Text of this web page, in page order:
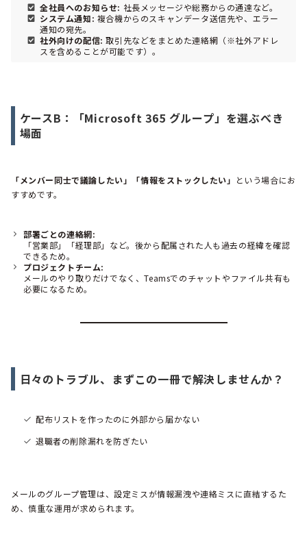
全社員へのお知らせ: 社長メッセージや総務からの通達など。
システム通知: 複合機からのスキャンデータ送信先や、エラー
通知の宛先。
社外向けの配信: 取引先などをまとめた連絡網（※社外アドレ
スを含めることが可能です）。
ケースB：「Microsoft 365 グループ」を選ぶべき
場面
「メンバー同士で議論したい」「情報をストックしたい」 という場合にお
すすめです。
部署ごとの連絡網:
「営業部」「経理部」など。後から配属された人も過去の経緯を確認
できるため。
プロジェクトチーム:
メールのやり取りだけでなく、Teamsでのチャットやファイル共有も
必要になるため。
日々のトラブル、まずこの一冊で解決しませんか？
配布リストを作ったのに外部から届かない
退職者の削除漏れを防ぎたい
メールのグループ管理は、設定ミスが情報漏洩や連絡ミスに直結するた
め、慎重な運用が求められます。